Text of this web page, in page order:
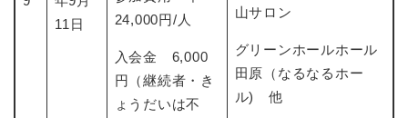
11日
24,000円/人
入会金 6,000
円（継続者・き
ょうだいは不
山サロン
グリーンホールホール
田原（なるなるホー
ル) 他